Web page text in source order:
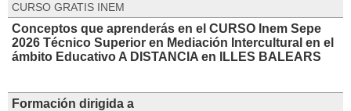
CURSO GRATIS INEM
Conceptos que aprenderás en el CURSO Inem Sepe
2026 Técnico Superior en Mediación Intercultural en el
ámbito Educativo A DISTANCIA en ILLES BALEARS
Formación dirigida a